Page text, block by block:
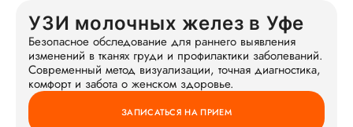
УЗИ молочных желез в Уфе
Безопасное обследование для раннего выявления
изменений в тканях груди и профилактики заболеваний.
Современный метод визуализации, точная диагностика,
комфорт и забота о женском здоровье.
ЗАПИСАТЬСЯ НА ПРИЕМ